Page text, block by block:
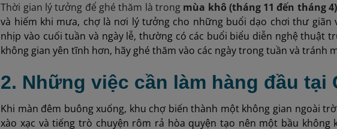
Thời gian lý tưởng để ghé thăm là trong mùa khô (tháng 11 đến tháng
và hiếm khi mưa, chợ là nơi lý tưởng cho những buổi dạo chơi thư giãn
nhịp vào cuối tuần và ngày lễ, thường có các buổi biểu diễn nghệ thuật
không gian yên tĩnh hơn, hãy ghé thăm vào các ngày trong tuần và tránh
2. Những việc cần làm hàng đầu tại
Khi màn đêm buông xuống, khu chợ biến thành một không gian ngoài
xào xạc và tiếng trò chuyện rôm rả hòa quyện tạo nên một bầu không